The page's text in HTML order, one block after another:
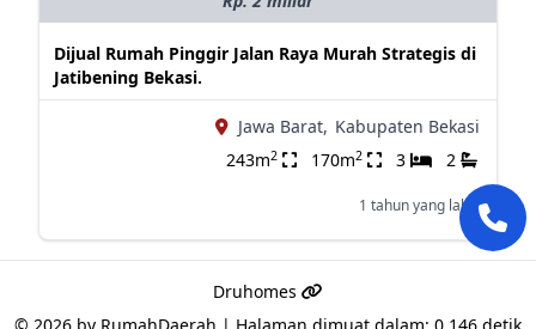
Dijual Rumah Pinggir Jalan Raya Murah Strategis di
Jatibening Bekasi.
Jawa Barat, Kabupaten Bekasi
243m2 170m2 3 2
1 tahun yang lalu
Druhomes